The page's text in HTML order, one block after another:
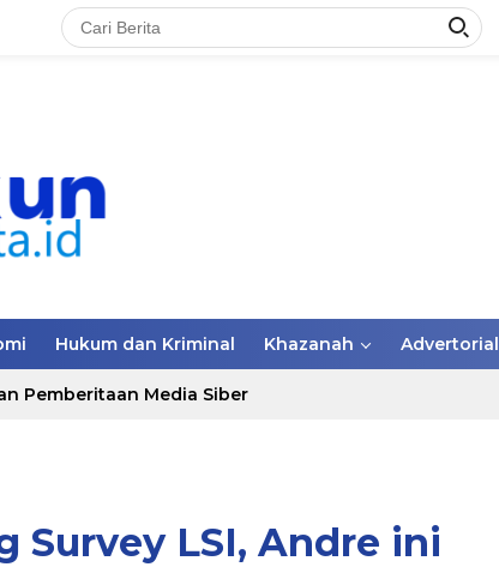
Hukum dan Kriminal Khazanah Advertorial
Pemberitaan Media Siber
Survey LSI, Andre ini